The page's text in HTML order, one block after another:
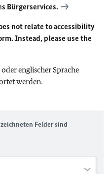
Bürgerservices.
not relate to accessibility
Instead, please use the
englischer Sprache
werden.
Felder sind